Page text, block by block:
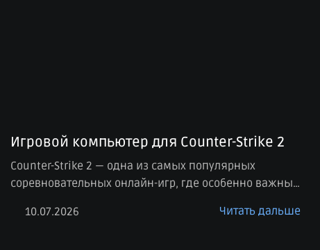
Игровой компьютер для Counter-Strike 2
Counter-Strike 2 — одна из самых популярных
соревновательных онлайн-игр, где особенно важны
картинка. В отличие от многих сюжетных игр, здесь
10.07.2026 Читать дальше